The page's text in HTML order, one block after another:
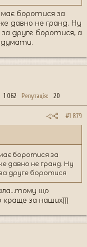
боротися за
давно не гранд. Ну
друге боротися, а
думати.
1 062 Репутація 20
#1 879
боротися за
давно не гранд. Ну
друге боротися
що
краще за наших)))